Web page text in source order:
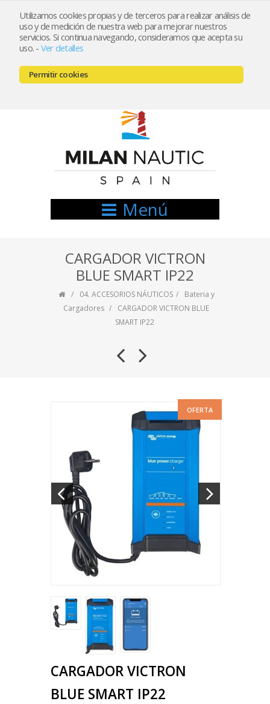
Utilizamos cookies propias y de terceros para realizar análisis de
uso y de medición de nuestra web para mejorar nuestros
servicios. Si continua navegando, consideramos que acepta su
uso. - Ver detalles
Permitir cookies
Registrarse Mi cuenta
666521122 // 654999333
Menú
CARGADOR VICTRON
BLUE SMART IP22
04. ACCESORIOS NÁUTICOS
Bateria y
Cargadores
CARGADOR VICTRON BLUE
SMART IP22
OFERTA
CARGADOR VICTRON
BLUE SMART IP22